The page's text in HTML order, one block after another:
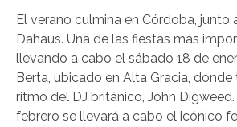
El verano culmina en Córdoba, junto
Dahaus. Una de las fiestas más
llevando a cabo el sábado 18 de
Berta, ubicado en Alta Gracia,
ritmo del DJ británico, John
febrero se llevará a cabo el icónico